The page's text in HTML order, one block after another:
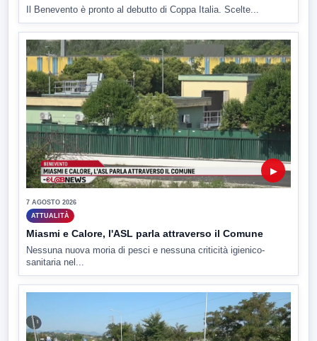
Il Benevento è pronto al debutto di Coppa Italia. Scelte...
▶
7 AGOSTO 2026
ATTUALITÀ
Miasmi e Calore, l'ASL parla attraverso il Comune
Nessuna nuova moria di pesci e nessuna criticità igienico-
sanitaria nel...